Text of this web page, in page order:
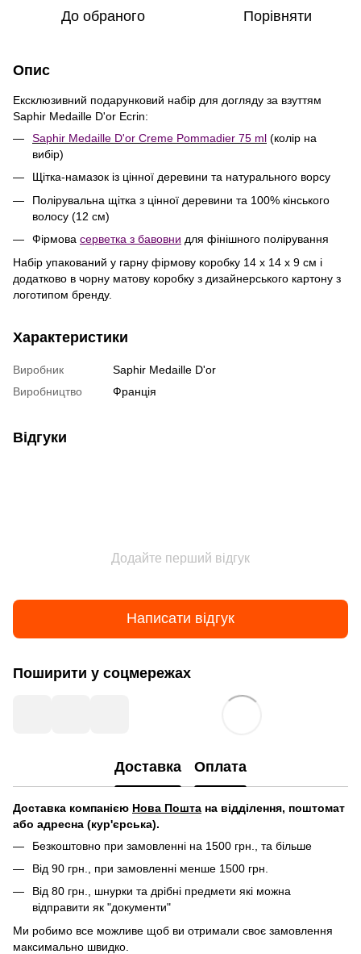
До обраного Порівняти
Опис
Ексклюзивний подарунковий набір для догляду за взуттям
Saphir Medaille D'or Ecrin:
Saphir Medaille D'or Creme Pommadier 75 ml (колір на
вибір)
Щітка-намазок із цінної деревини та натурального ворсу
Полірувальна щітка з цінної деревини та 100% кінського
волосу (12 см)
Фірмова серветка з бавовни для фінішного полірування
Набір упакований у гарну фірмову коробку 14 х 14 х 9 см і
додатково в чорну матову коробку з дизайнерського картону з
логотипом бренду.
Характеристики
Виробник
Saphir Medaille D'or
Виробництво
Франція
Відгуки
Додайте перший відгук
Написати відгук
Поширити у соцмережах
Доставка Оплата
Доставка компанією Нова Пошта на відділення, поштомат
або адресна (кур'єрська).
Безкоштовно при замовленні на 1500 грн., та більше
Від 90 грн., при замовленні менше 1500 грн.
Від 80 грн., шнурки та дрібні предмети які можна
відправити як "документи"
Ми робимо все можливе щоб ви отримали своє замовлення
максимально швидко.